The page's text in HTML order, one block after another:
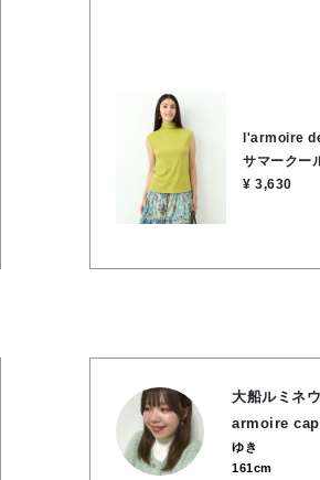
ボトムにインスタイルもしやす
でのお洗濯もOKです。 素材／
l'armoire
サマークー
¥ 3,630
大船ルミネ
armoire
ゆき
161cm